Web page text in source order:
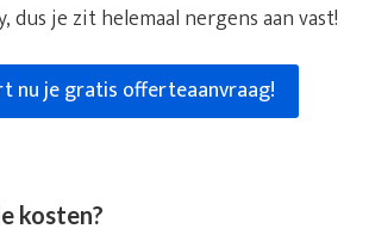
dus je zit helemaal nergens aan vast!
nu je gratis offerteaanvraag!
kosten?